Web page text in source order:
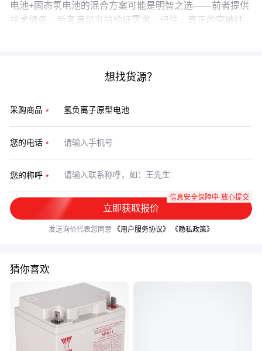
电池+固态氢电池的混合方案可能是明智之选——前者提供
技术储备，后者满足当前验证需求。记住，真正的突破往
想找货源？
采购商品
您的电话
您的称呼
立即获取报价
信息安全保障中·放心提交
发送询价代表您同意 《用户服务协议》 《隐私政策》
猜你喜欢